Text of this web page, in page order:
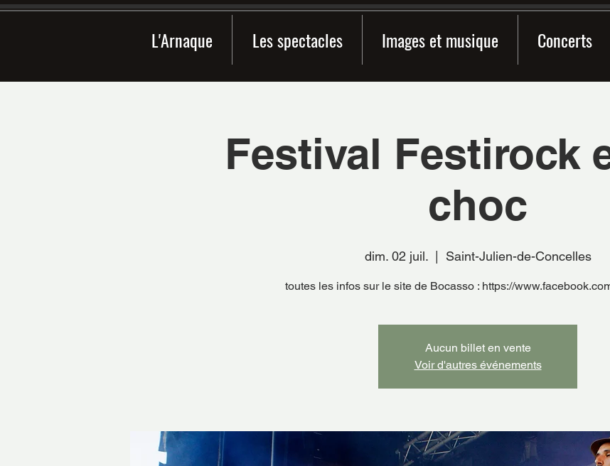
L'Arnaque Les spectacles Images et musique Concerts
Festival Festirock
choc
dim. 02 juil.
  |
Saint-Julien-de-Concelles
toutes les infos sur le site de Bocasso : https://
Aucun billet en vente
Voir d'autres événements